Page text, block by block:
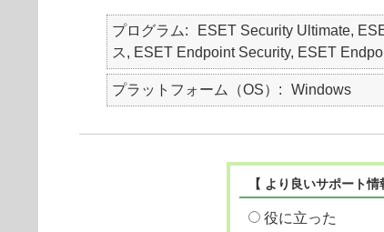
プログラム
ESET Security Ultimate,
ス, ESET Endpoint Security, ESET
プラットフォーム（OS） Windows
【 より良いサポート
役に立った